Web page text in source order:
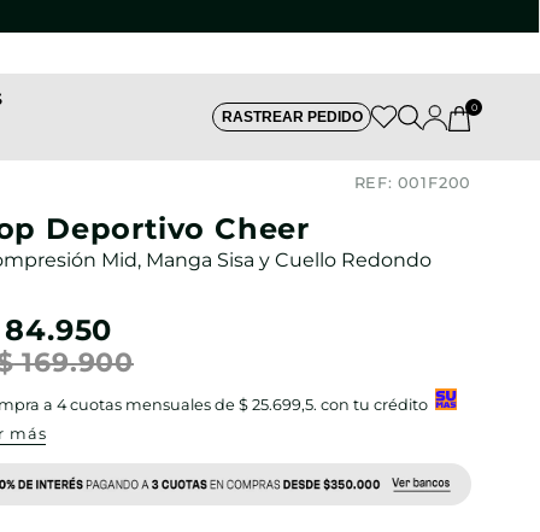
RASTREAR PEDIDO
0
REF: 001F200
Deportivo Cheer
Mid, Manga Sisa y Cuello Redondo
84.950
169.900
a 4cuotas mensuales de $ 25.699,5. con tu crédito
más